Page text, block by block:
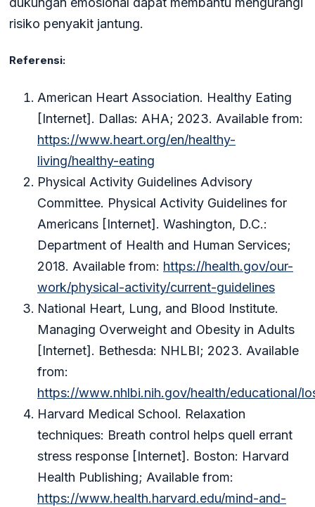
risiko penyakit jantung.
Referensi:
American Heart Association. Healthy Eating
[Internet]. Dallas: AHA; 2023. Available from:
https://www.heart.org/en/healthy-
living/healthy-eating
Physical Activity Guidelines Advisory
Committee. Physical Activity Guidelines for
Americans [Internet]. Washington, D.C.:
Department of Health and Human Services;
2018. Available from: https://health.gov/our-
work/physical-activity/current-guidelines
National Heart, Lung, and Blood Institute.
Managing Overweight and Obesity in Adults
[Internet]. Bethesda: NHLBI; 2023. Available
from:
https://www.nhlbi.nih.gov/health/educational/
Harvard Medical School. Relaxation
techniques: Breath control helps quell errant
stress response [Internet]. Boston: Harvard
Health Publishing; Available from:
https://www.health.harvard.edu/mind-and-